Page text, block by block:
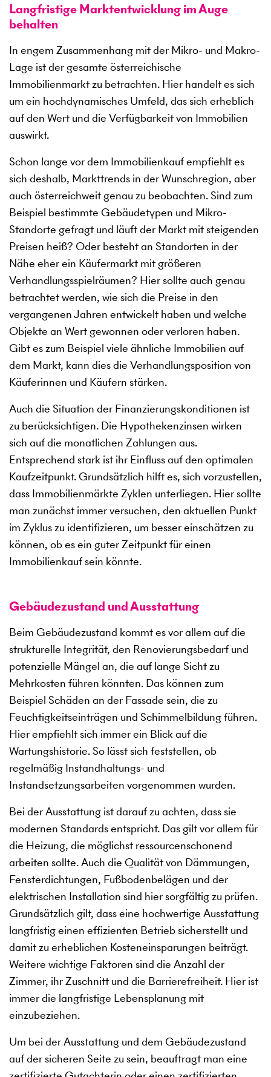
Langfristige Marktentwicklung im Auge
behalten
In engem Zusammenhang mit der Mikro- und Makro-
Lage ist der gesamte österreichische
Immobilienmarkt zu betrachten. Hier handelt es sich
um ein hochdynamisches Umfeld, das sich erheblich
auf den Wert und die Verfügbarkeit von Immobilien
auswirkt.
Schon lange vor dem Immobilienkauf empfiehlt es
sich deshalb, Markttrends in der Wunschregion, aber
auch österreichweit genau zu beobachten. Sind zum
Beispiel bestimmte Gebäudetypen und Mikro-
Standorte gefragt und läuft der Markt mit steigenden
Preisen heiß? Oder besteht an Standorten in der
Nähe eher ein Käufermarkt mit größeren
Verhandlungsspielräumen? Hier sollte auch genau
betrachtet werden, wie sich die Preise in den
vergangenen Jahren entwickelt haben und welche
Objekte an Wert gewonnen oder verloren haben.
Gibt es zum Beispiel viele ähnliche Immobilien auf
dem Markt, kann dies die Verhandlungsposition von
Käuferinnen und Käufern stärken.
Auch die Situation der Finanzierungskonditionen ist
zu berücksichtigen. Die Hypothekenzinsen wirken
sich auf die monatlichen Zahlungen aus.
Entsprechend stark ist ihr Einfluss auf den optimalen
Kaufzeitpunkt. Grundsätzlich hilft es, sich vorzustellen,
dass Immobilienmärkte Zyklen unterliegen. Hier sollte
man zunächst immer versuchen, den aktuellen Punkt
im Zyklus zu identifizieren, um besser einschätzen zu
können, ob es ein guter Zeitpunkt für einen
Immobilienkauf sein könnte.
Gebäudezustand und Ausstattung
Beim Gebäudezustand kommt es vor allem auf die
strukturelle Integrität, den Renovierungsbedarf und
potenzielle Mängel an, die auf lange Sicht zu
Mehrkosten führen könnten. Das können zum
Beispiel Schäden an der Fassade sein, die zu
Feuchtigkeitseinträgen und Schimmelbildung führen.
Hier empfiehlt sich immer ein Blick auf die
Wartungshistorie. So lässt sich feststellen, ob
regelmäßig Instandhaltungs- und
Instandsetzungsarbeiten vorgenommen wurden.
Bei der Ausstattung ist darauf zu achten, dass sie
modernen Standards entspricht. Das gilt vor allem für
die Heizung, die möglichst ressourcenschonend
arbeiten sollte. Auch die Qualität von Dämmungen,
Fensterdichtungen, Fußbodenbelägen und der
elektrischen Installation sind hier sorgfältig zu prüfen.
Grundsätzlich gilt, dass eine hochwertige Ausstattung
langfristig einen effizienten Betrieb sicherstellt und
damit zu erheblichen Kosteneinsparungen beiträgt.
Weitere wichtige Faktoren sind die Anzahl der
Zimmer, ihr Zuschnitt und die Barrierefreiheit. Hier ist
immer die langfristige Lebensplanung mit
einzubeziehen.
Um bei der Ausstattung und dem Gebäudezustand
auf der sicheren Seite zu sein, beauftragt man eine